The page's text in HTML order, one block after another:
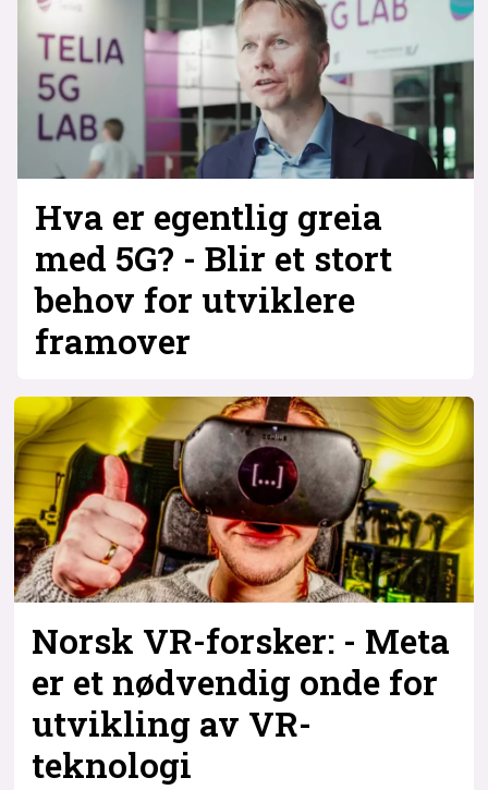
Hva er egentlig greia
med 5G? - Blir et stort
behov for utviklere
framover
Norsk VR-forsker: - Meta
er et nødvendig onde for
utvikling av VR-
teknologi